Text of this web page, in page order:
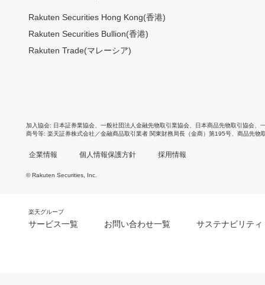
Rakuten Securities Hong Kong(香港)
Rakuten Securities Bullion(香港)
Rakuten Trade(マレーシア)
加入協会 日本証券業協会 一般社団法人金融先物取引業協会 日本商品先物取引協会
商号等 楽天証券株式会社／金融商品取引業者 関東財務局長（金商）第195号、商品先物
企業情報 個人情報保護方針 採用情報
© Rakuten Securities, Inc.
楽天グループ
サービス一覧 お問い合わせ一覧 サステナビリティ